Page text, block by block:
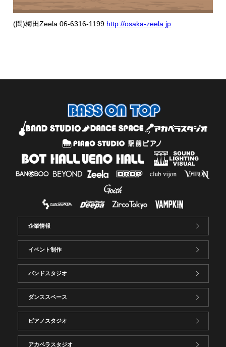
(問)梅田Zeela 06-6316-1199 http://osaka-zeela.jp
企業情報
イベント制作
バンドスタジオ
ダンススペース
ピアノスタジオ
アカペラスタジオ